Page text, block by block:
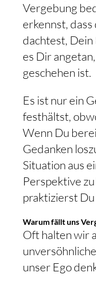
Vergebung
erkennst, dass
dachtest,
es Dir
geschehen ist.
Es ist nur ein
festhältst,
Wenn Du
Gedanken
Situation aus
Perspektive
praktizierst
Warum fällt uns
Oft halten wir
unser Ego